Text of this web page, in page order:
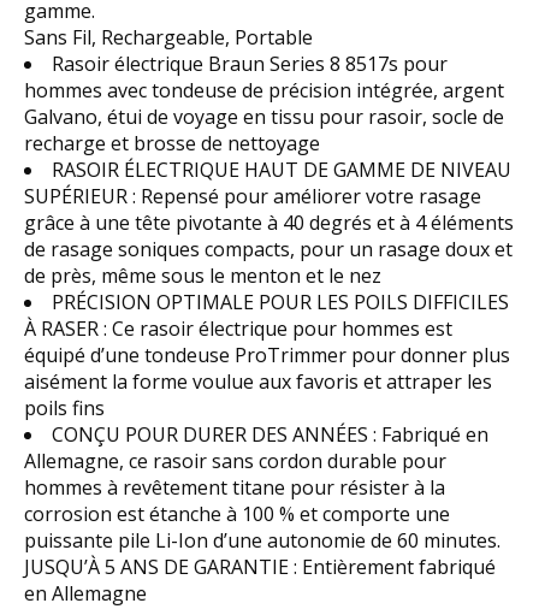
gamme.
Sans Fil, Rechargeable, Portable
Rasoir électrique Braun Series 8 8517s pour
hommes avec tondeuse de précision intégrée, argent
Galvano, étui de voyage en tissu pour rasoir, socle de
recharge et brosse de nettoyage
RASOIR ÉLECTRIQUE HAUT DE GAMME DE NIVEAU
SUPÉRIEUR : Repensé pour améliorer votre rasage
grâce à une tête pivotante à 40 degrés et à 4 éléments
de rasage soniques compacts, pour un rasage doux et
de près, même sous le menton et le nez
PRÉCISION OPTIMALE POUR LES POILS DIFFICILES
À RASER : Ce rasoir électrique pour hommes est
équipé d’une tondeuse ProTrimmer pour donner plus
aisément la forme voulue aux favoris et attraper les
poils fins
CONÇU POUR DURER DES ANNÉES : Fabriqué en
Allemagne, ce rasoir sans cordon durable pour
hommes à revêtement titane pour résister à la
corrosion est étanche à 100 % et comporte une
puissante pile Li-Ion d’une autonomie de 60 minutes.
JUSQU’À 5 ANS DE GARANTIE : Entièrement fabriqué
en Allemagne